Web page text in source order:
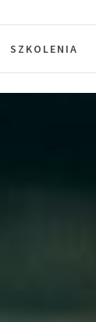
SZKOLENIA